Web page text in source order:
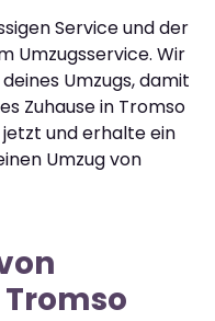
Service und der
Umzugsservice. Wir
Umzugs, damit
Zuhause in Tromso
und erhalte ein
Umzug von